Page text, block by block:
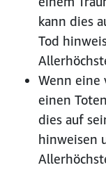
kann dies
Tod
Wenn eine
einen
dies auf
hinweisen